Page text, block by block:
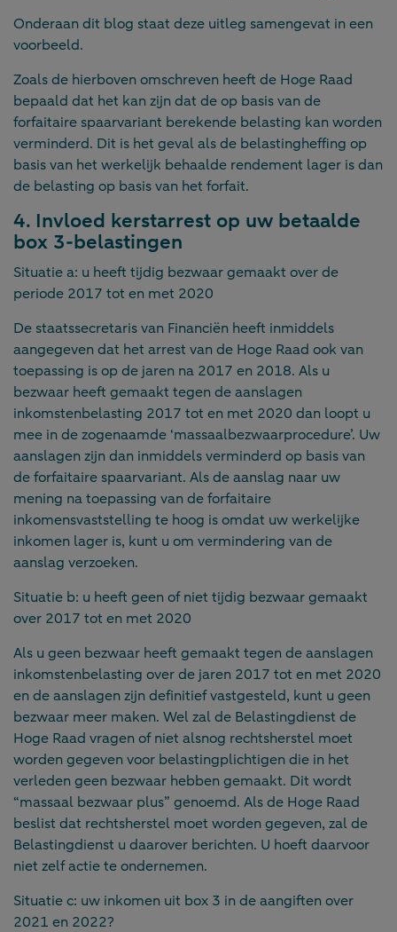
Onderaan dit blog staat deze uitleg samengevat in een
voorbeeld.
Zoals de hierboven omschreven heeft de Hoge Raad
bepaald dat het kan zijn dat de op basis van de
forfaitaire spaarvariant berekende belasting kan worden
verminderd. Dit is het geval als de belastingheffing op
basis van het werkelijk behaalde rendement lager is dan
de belasting op basis van het forfait.
4. Invloed kerstarrest op uw betaalde
box 3-belastingen
Situatie a: u heeft tijdig bezwaar gemaakt over de
periode 2017 tot en met 2020
De staatssecretaris van Financiën heeft inmiddels
aangegeven dat het arrest van de Hoge Raad ook van
toepassing is op de jaren na 2017 en 2018. Als u
bezwaar heeft gemaakt tegen de aanslagen
inkomstenbelasting 2017 tot en met 2020 dan loopt u
mee in de zogenaamde ‘massaalbezwaarprocedure’. Uw
aanslagen zijn dan inmiddels verminderd op basis van
de forfaitaire spaarvariant. Als de aanslag naar uw
mening na toepassing van de forfaitaire
inkomensvaststelling te hoog is omdat uw werkelijke
inkomen lager is, kunt u om vermindering van de
aanslag verzoeken.
Situatie b: u heeft geen of niet tijdig bezwaar gemaakt
over 2017 tot en met 2020
Als u geen bezwaar heeft gemaakt tegen de aanslagen
inkomstenbelasting over de jaren 2017 tot en met 2020
en de aanslagen zijn definitief vastgesteld, kunt u geen
bezwaar meer maken. Wel zal de Belastingdienst de
Hoge Raad vragen of niet alsnog rechtsherstel moet
worden gegeven voor belastingplichtigen die in het
verleden geen bezwaar hebben gemaakt. Dit wordt
“massaal bezwaar plus” genoemd. Als de Hoge Raad
beslist dat rechtsherstel moet worden gegeven, zal de
Belastingdienst u daarover berichten. U hoeft daarvoor
niet zelf actie te ondernemen.
Situatie c: uw inkomen uit box 3 in de aangiften over
2021 en 2022?